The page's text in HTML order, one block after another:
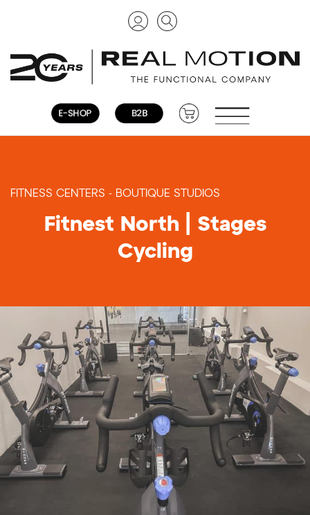
FITNESS CENTERS - BOUTIQUE STUDIOS
Fitnest North | Stages
Cycling